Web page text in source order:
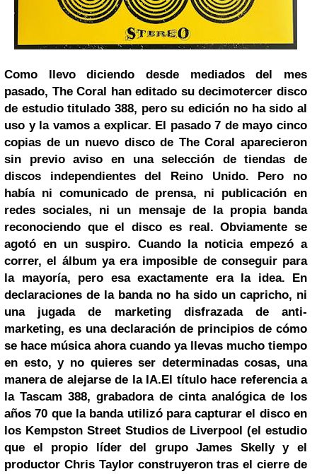
Como llevo diciendo desde mediados del mes
pasado, The Coral han editado su decimotercer disco
de estudio titulado 388, pero su edición no ha sido al
uso y la vamos a explicar. El pasado 7 de mayo cinco
copias de un nuevo disco de The Coral aparecieron
sin previo aviso en una selección de tiendas de
discos independientes del Reino Unido. Pero no
había ni comunicado de prensa, ni publicación en
redes sociales, ni un mensaje de la propia banda
reconociendo que el disco es real. Obviamente se
agotó en un suspiro. Cuando la noticia empezó a
correr, el álbum ya era imposible de conseguir para
la mayoría, pero esa exactamente era la idea. En
declaraciones de la banda no ha sido un capricho, ni
una jugada de marketing disfrazada de anti-
marketing, es una declaración de principios de cómo
se hace música ahora cuando ya llevas mucho tiempo
en esto, y no quieres ser determinadas cosas, una
manera de alejarse de la IA.El título hace referencia a
la Tascam 388, grabadora de cinta analógica de los
años 70 que la banda utilizó para capturar el disco en
los Kempston Street Studios de Liverpool (el estudio
que el propio líder del grupo James Skelly y el
productor Chris Taylor construyeron tras el cierre de